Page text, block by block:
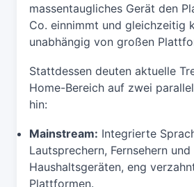
massentaugliches Gerät den
Co. einnimmt und gleichzeitig
unabhängig von großen
Stattdessen deuten aktuelle
Home-Bereich auf zwei
hin:
Mainstream: Integrierte
Lautsprechern, Fernsehern und
Haushaltsgeräten, eng
Plattformen.